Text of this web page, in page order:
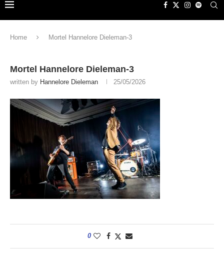
Home Mortel Hannelore Dieleman-3
Mortel Hannelore Dieleman-3
written by Hannelore Dieleman 25/05/2026
0